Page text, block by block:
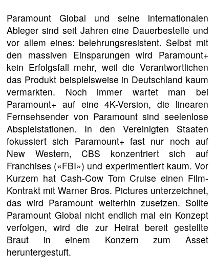
Paramount Global und seine internationalen
Ableger sind seit Jahren eine Dauerbestelle und
vor allem eines: belehrungsresistent. Selbst mit
den massiven Einsparungen wird Paramount+
kein Erfolgsfall mehr, weil die Verantwortlichen
das Produkt beispielsweise in Deutschland kaum
vermarkten. Noch immer wartet man bei
Paramount+ auf eine 4K-Version, die linearen
Fernsehsender von Paramount sind seelenlose
Abspielstationen. In den Vereinigten Staaten
fokussiert sich Paramount+ fast nur noch auf
New Western, CBS konzentriert sich auf
Franchises («FBI») und experimentiert kaum. Vor
Kurzem hat Cash-Cow Tom Cruise einen Film-
Kontrakt mit Warner Bros. Pictures unterzeichnet,
das wird Paramount weiterhin zusetzen. Sollte
Paramount Global nicht endlich mal ein Konzept
verfolgen, wird die zur Heirat bereit gestellte
Braut in einem Konzern zum Asset
heruntergestuft.